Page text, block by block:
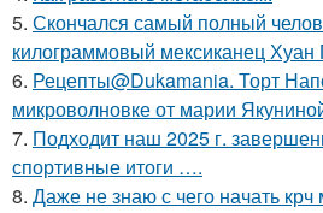
5. Скончался самый полный
килограммовый мексиканец
6. Рецепты@Dukamania. Торт
микроволновке от марии
7. Подходит наш 2025 г.
спортивные итоги ….
8. Даже не знаю с чего начать